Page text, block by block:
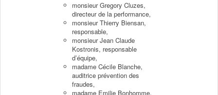
monsieur Gregory Cluzes,
directeur de la performance,
monsieur Thierry Biensan,
responsable,
monsieur Jean Claude
Kostronis, responsable
d’équipe,
madame Cécile Blanche,
auditrice prévention des
fraudes,
madame Emilie Bonhomme,